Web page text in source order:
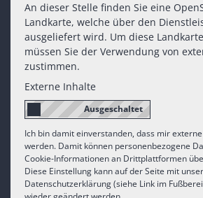
An dieser Stelle finden Sie eine
Landkarte, welche über den
ausgeliefert wird. Um diese
müssen Sie der Verwendung von
zustimmen.
Externe Inhalte
Ich bin damit einverstanden, dass mir
werden. Damit können personenbezogene
Cookie-Informationen an Drittplattformen
Diese Einstellung kann auf der Seite mit
Datenschutzerklärung (siehe Link im